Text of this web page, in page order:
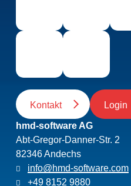
Kontakt Login
hmd-software AG
Abt-Gregor-Danner-Str. 2
82346 Andechs
info@hmd-software.com
+49 8152 9880